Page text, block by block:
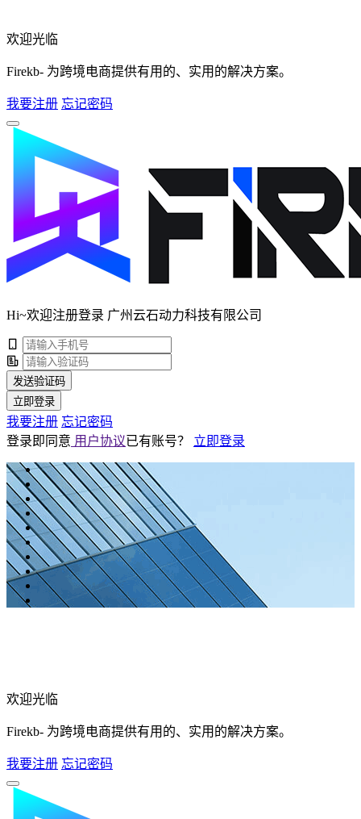
欢迎光临
Firekb- 为跨境电商提供有用的、实用的解决方案。
我要注册 忘记密码
Hi~欢迎注册登录 广州云石动力科技有限公司
发送验证码
立即登录
我要注册 忘记密码
登录即同意 用户协议已有账号？ 立即登录
欢迎光临
Firekb- 为跨境电商提供有用的、实用的解决方案。
我要注册 忘记密码